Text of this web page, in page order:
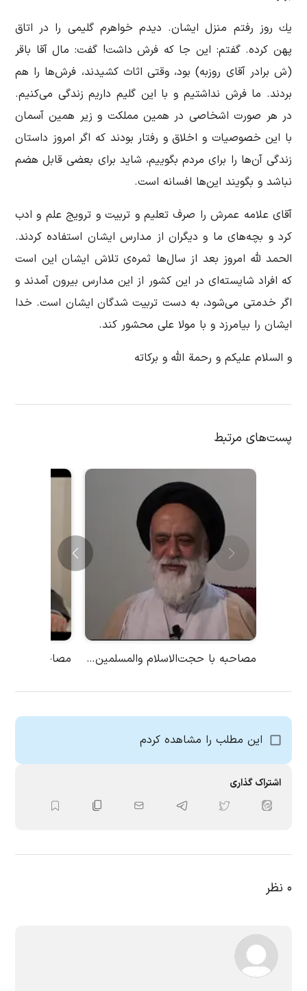
یك روز رفتم منزل ایشان. دیدم خواهرم گلیمی را در اتاق
پهن كرده. گفتم: این جا كه فرش داشت! گفت: مال آقا باقر
(ش برادر آقای روزبه) بود، وقتی اثاث كشیدند، فرش‌ها را هم
بردند. ما فرش نداشتیم و با این گلیم داریم زندگی می‌كنیم.
در هر صورت اشخاصی در همین مملكت و زیر همین آسمان
با این خصوصیات و اخلاق و رفتار بودند كه اگر امروز داستان
زندگی آن‌ها را برای مردم بگوییم، شاید برای بعضی قابل هضم
نباشد و بگویند این‌ها افسانه است.
آقای علامه عمرش را صرف تعلیم و تربیت و ترویج علم و ادب
كرد و بچه‌های ما و دیگران از مدارس ایشان استفاده كردند.
الحمد لله امروز بعد از سال‌ها ثمره‌ی تلاش ایشان این است
كه افراد شایسته‌ای در این كشور از این مدارس بیرون آمدند و
اگر خدمتی می‌شود، به دست تربیت شدگان ایشان است. خدا
ایشان را بیامرزد و با مولا علی محشور كند.
و السلام علیكم و رحمة الله و بركاته
پست‌های مرتبط
مصاحبه با حجت‌الاسلام والمسلمین سید علی‌اکبر حسینی مصاحبه با
این مطلب را مشاهده کردم
اشتراک گذاری
۰ نظر